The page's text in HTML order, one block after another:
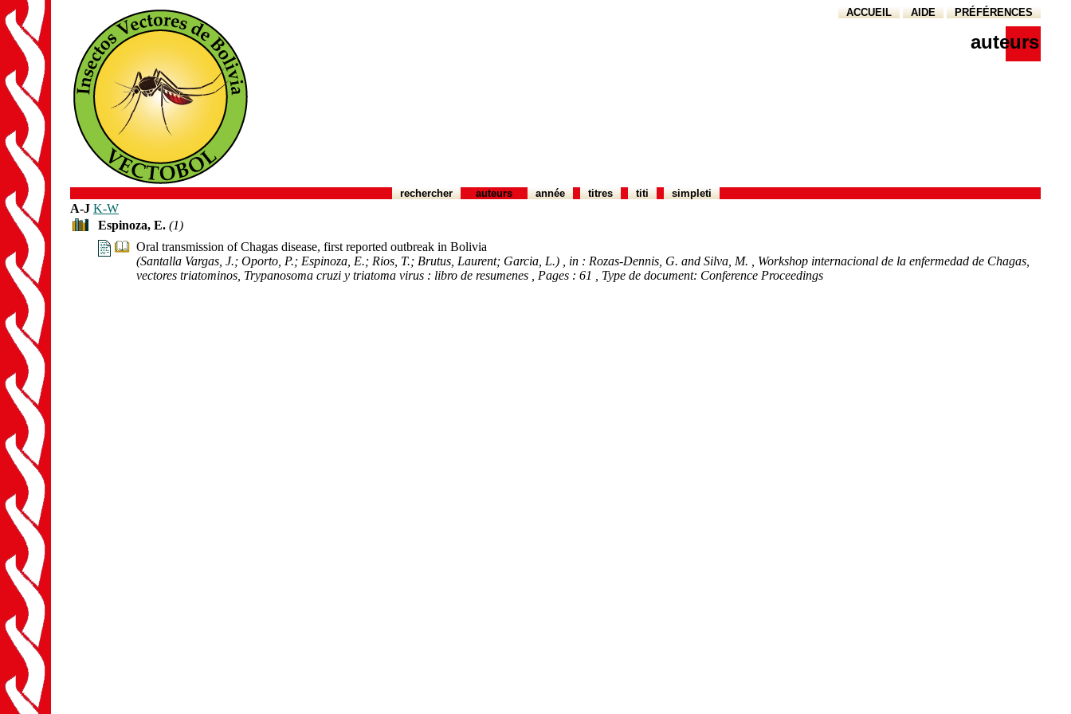
ACCUEIL AIDE PRÉFÉRENCES
auteurs
rechercher auteurs année titres titi simpleti
A-J K-W
Espinoza, E. (1)
Oral transmission of Chagas disease, first reported outbreak in Bolivia
(Santalla Vargas, J.; Oporto, P.; Espinoza, E.; Rios, T.; Brutus, Laurent; Garcia, L.)
, in : Rozas-Dennis, G. and Silva, M.
, Workshop internacional de la enfermedad de Chagas,
vectores triatominos, Trypanosoma cruzi y triatoma virus : libro de resumenes
, Pages : 61 , Type de document: Conference Proceedings